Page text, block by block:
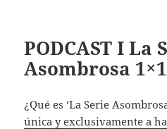
PODCAST I La
Asombrosa
¿Qué es ‘La Serie
única y exclusivamente a